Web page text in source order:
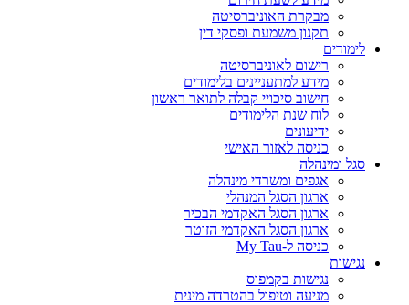
מבקרת האוניברסיטה
תקנון משמעת ופסקי דין
לימודים
רישום לאוניברסיטה
מידע למתעניינים בלימודים
חישוב סיכויי קבלה לתואר ראשון
לוח שנת הלימודים
ידיעונים
כניסה לאזור האישי
סגל ומינהלה
אגפים ומשרדי מינהלה
ארגון הסגל המנהלי
ארגון הסגל האקדמי הבכיר
ארגון הסגל האקדמי הזוטר
כניסה ל-My Tau
נגישות
נגישות בקמפוס
מניעה וטיפול בהטרדה מינית